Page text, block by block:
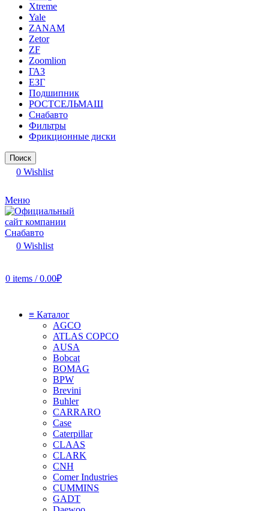
Xtreme
Yale
ZANAM
Zetor
ZF
Zoomlion
ГАЗ
ЕЗГ
Подшипник
РОСТСЕЛЬМАШ
Снабавто
Фильтры
Фрикционные диски
Поиск
0 Wishlist
Меню
0 Wishlist
0 items / 0.00₽
≡ Каталог
AGCO
ATLAS COPCO
AUSA
Bobcat
BOMAG
BPW
Brevini
Buhler
CARRARO
Case
Caterpillar
CLAAS
CLARK
CNH
Comer Industries
CUMMINS
GADT